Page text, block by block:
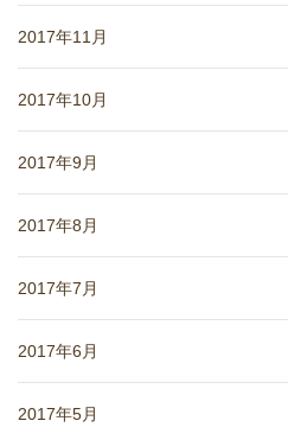
2017年11月
2017年10月
2017年9月
2017年8月
2017年7月
2017年6月
2017年5月